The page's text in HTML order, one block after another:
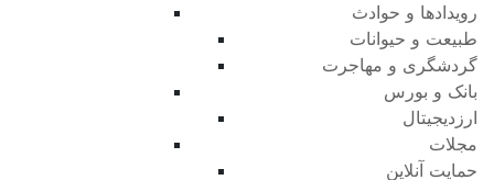
رویدادها و حوادث
طبیعت و حیوانات
گردشگری و مهاجرت
بانک و بورس
ارزدیجیتال
مجلات
حمایت آنلاین